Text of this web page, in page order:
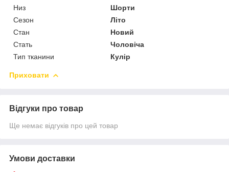
Низ
Шорти
Сезон
Літо
Стан
Новий
Стать
Чоловіча
Тип тканини
Кулір
Приховати
Відгуки про товар
Ще немає відгуків про цей товар
Умови доставки